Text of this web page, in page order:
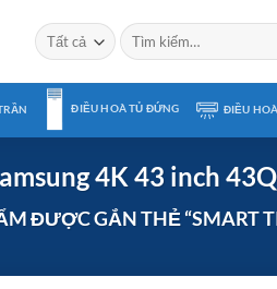
Tìm
kiếm:
ĐIỀU HOÀ TỦ ĐỨNG ĐIỀU
4K 43 inch
ĐƯỢC GẮN THẺ “SMART